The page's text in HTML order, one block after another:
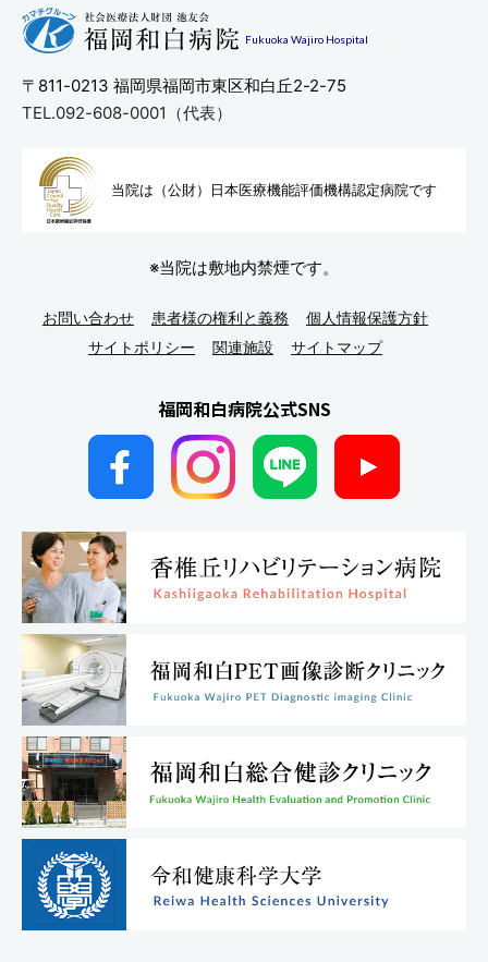
Fukuoka Wajiro Hospital
〒811-0213 福岡県福岡市東区和白丘2-2-75
TEL.092-608-0001（代表）
当院は（公財）日本医療機能評価機構認定病院です
※当院は敷地内禁煙です。
お問い合わせ 患者様の権利と義務
個人情報保護方針
サイトポリシー
関連施設 サイトマップ
福岡和白病院公式SNS